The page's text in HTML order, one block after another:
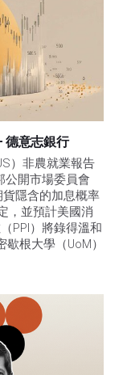
德意志銀行
）非農就業報告
公開市場委員會
貨隱含的加息概率
，並預計美國消
PPI）將錄得溫和
根大學（UoM）